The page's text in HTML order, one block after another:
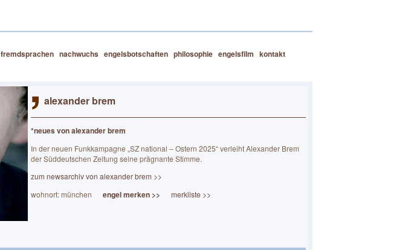
fremdsprachen nachwuchs engelsbotschaften philosophie engelsfilm kontakt
alexander brem
*neues von alexander brem
In der neuen Funkkampagne „SZ national – Ostern 2025“ verleiht Alexander Brem
der Süddeutschen Zeitung seine prägnante Stimme.
zum newsarchiv von alexander brem >>
wohnort: münchen
engel merken >> merkliste >>